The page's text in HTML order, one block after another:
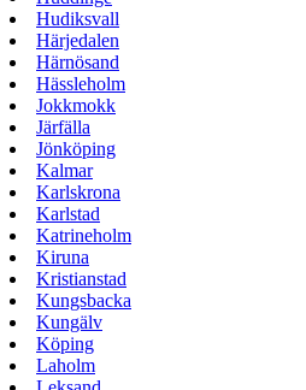
Hudiksvall
Härjedalen
Härnösand
Hässleholm
Jokkmokk
Järfälla
Jönköping
Kalmar
Karlskrona
Karlstad
Katrineholm
Kiruna
Kristianstad
Kungsbacka
Kungälv
Köping
Laholm